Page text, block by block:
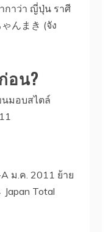
กาว่า ญี่ปุ่น ราศี
んまき (จัง
อน?
นมอบสไตล์
ม.ค. 2011 ย้าย
Total